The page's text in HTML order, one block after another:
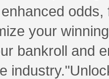
your
bankroll and